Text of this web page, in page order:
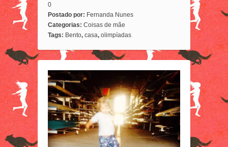
0
Postado por: Fernanda Nunes
Categorias: Coisas de mãe
Tags: Bento, casa, olimpíadas